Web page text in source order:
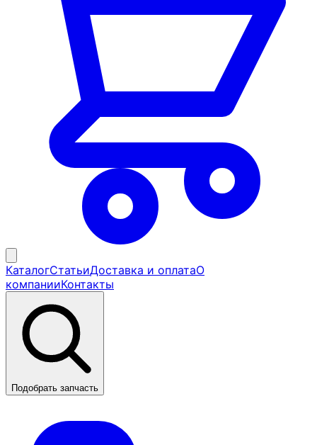
КаталогСтатьиДоставка и оплатаО
компанииКонтакты
Подобрать запчасть